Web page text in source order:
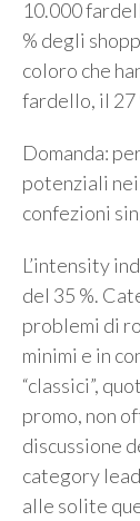
10.000
% degli
coloro che
fardello, il 27
Domanda:
potenziali
confezioni
L’intensity
del 35 %.
problemi di
minimi e in
“classici”,
promo, non
discussione
category
alle solite